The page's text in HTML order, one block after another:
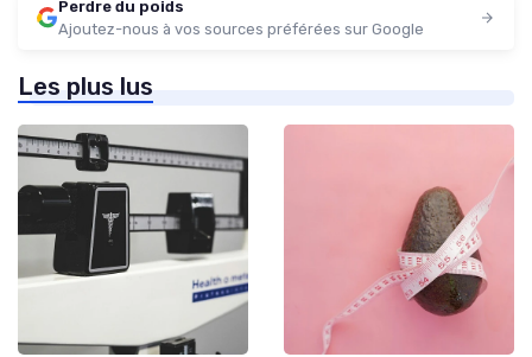
Perdre du poids
Ajoutez-nous à vos sources préférées sur Google
Les plus lus